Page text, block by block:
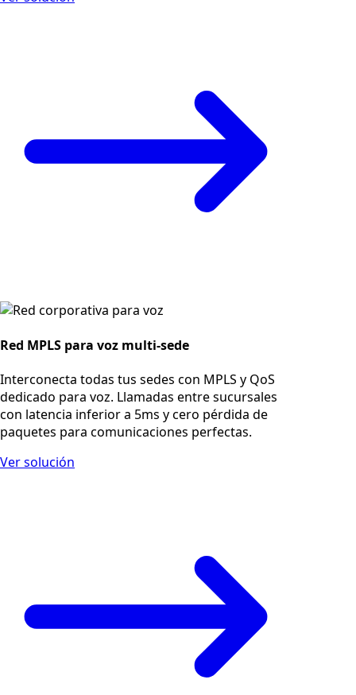
Red MPLS para voz multi-sede
Interconecta todas tus sedes con MPLS y QoS
dedicado para voz. Llamadas entre sucursales
con latencia inferior a 5ms y cero pérdida de
paquetes para comunicaciones perfectas.
Ver solución